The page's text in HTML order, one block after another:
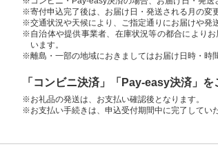
※寄付申込完了後は、お届け日・発送される月の変
※交通状況や天候により、ご指定通りにお届けや発
※自治体や提供事業者、在庫状況等の都合により
います。
※離島・一部の地域におきましてはお届け日時・時
「コンビニ決済」「Pay-easy決済」
※お礼品の発送は、お支払い確認後となります。
※お支払い手続きは、申込受付期間中に完了してい